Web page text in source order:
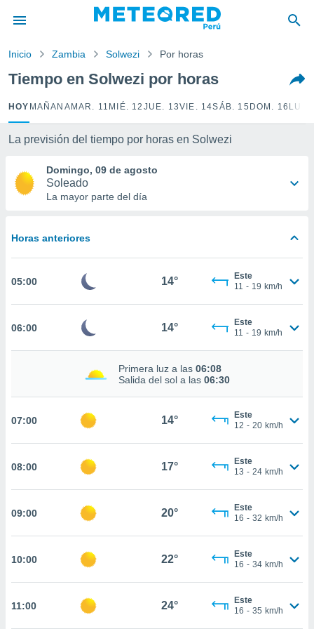
ha sido
la
que se
calidad.
la
ya sean
nuestros
como
CONFIGURACIÓN
Inicio Zambia Solwezi Por horas
Tiempo en Solwezi por horas
HOY MAÑANA MAR. 11 MIÉ. 12 JUE. 13VIE. 14SÁB. 15 DOM. 16
La previsión del tiempo por horas en Solwezi
Domingo, 09 de agosto
Soleado
La mayor parte del día
Horas anteriores
05:00 14°
Este
11 - 19 km/h
06:00 14°
Este
11 - 19 km/h
Primera luz a las 06:08
Salida del sol a las 06:30
07:00 14°
Este
12 - 20 km/h
08:00 17°
Este
13 - 24 km/h
09:00 20°
Este
16 - 32 km/h
10:00 22°
Este
16 - 34 km/h
11:00 24°
Este
16 - 35 km/h